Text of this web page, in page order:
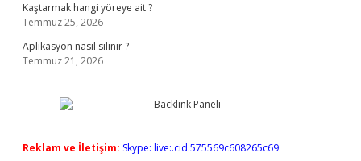
Kaştarmak hangi yöreye ait ?
Temmuz 25, 2026
Aplikasyon nasıl silinir ?
Temmuz 21, 2026
Reklam ve İletişim: Skype: live:.cid.575569c608265c69